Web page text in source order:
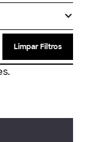
Limpar Filtros